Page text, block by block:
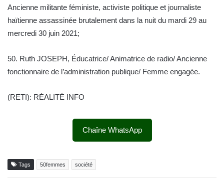
Ancienne militante féministe, activiste politique et journaliste
haïtienne assassinée brutalement dans la nuit du mardi 29 au
mercredi 30 juin 2021;
50. Ruth JOSEPH, Éducatrice/ Animatrice de radio/ Ancienne
fonctionnaire de l’administration publique/ Femme engagée.
(RETI): RÉALITÉ INFO
Chaîne WhatsApp
Tags 50femmes société